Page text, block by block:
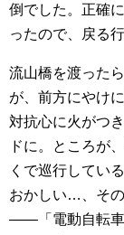
倒でした。正確
ったので、戻る
流山橋を渡った
が、前方にやけ
対抗心に火がつ
ドに。ところが
くで巡行してい
おかしい…、その
――「電動自転車